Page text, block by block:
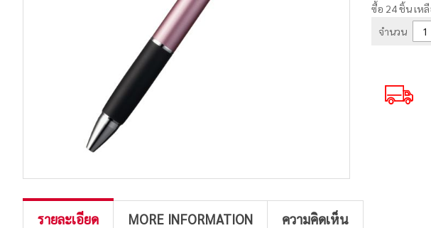
ซื้อ 24 ชิ้น เห
จำนวน
รายละเอียด MORE INFORMATION ความคิดเห็น